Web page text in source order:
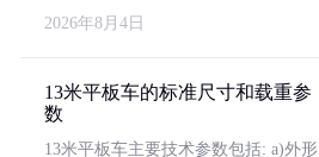
2026年8月4日
13米平板车的标准尺寸和载重参
数
13米平板车主要技术参数包括: a)外形